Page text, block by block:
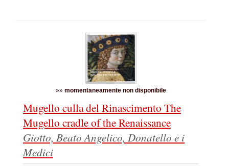
»» momentaneamente non disponibile
Mugello culla del Rinascimento The
Mugello cradle of the Renaissance
Giotto, Beato Angelico, Donatello e i
Medici